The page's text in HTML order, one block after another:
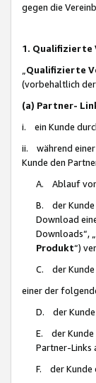
gegen die
1. Qualifizierte
Qualifizierte
(vorbehaltlich
(a) Partner-
i. ein Kunde
ii. während einer
Kunde den
A. Ablauf
B. der Kunde
Download
Downloads“,
Produkt“)
C. der Kunde
einer der
D. der Kunde
E. der Kunde
Partner-Links
F. der Kunde